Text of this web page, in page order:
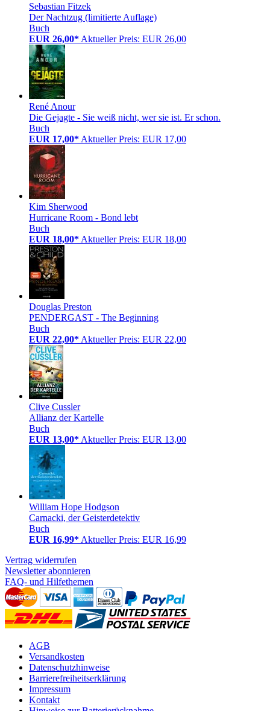
Sebastian Fitzek
Der Nachtzug (limitierte Auflage)
Buch
EUR 26,00* Aktueller Preis: EUR 26,00
René Anour
Die Gejagte - Sie weiß nicht, wer sie ist. Er schon.
Buch
EUR 17,00* Aktueller Preis: EUR 17,00
Kim Sherwood
Hurricane Room - Bond lebt
Buch
EUR 18,00* Aktueller Preis: EUR 18,00
Douglas Preston
PENDERGAST - The Beginning
Buch
EUR 22,00* Aktueller Preis: EUR 22,00
Clive Cussler
Allianz der Kartelle
Buch
EUR 13,00* Aktueller Preis: EUR 13,00
William Hope Hodgson
Carnacki, der Geisterdetektiv
Buch
EUR 16,99* Aktueller Preis: EUR 16,99
Vertrag widerrufen
Newsletter abonnieren
FAQ- und Hilfethemen
AGB
Versandkosten
Datenschutzhinweise
Barrierefreiheitserklärung
Impressum
Kontakt